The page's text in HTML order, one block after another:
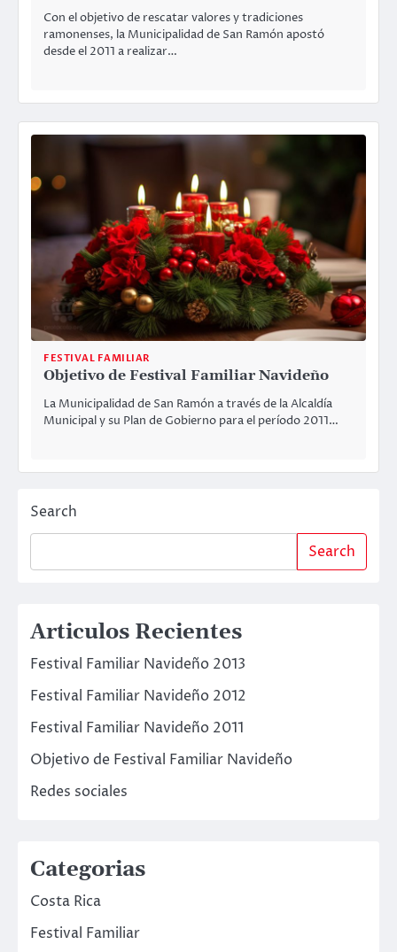
Con el objetivo de rescatar valores y tradiciones
ramonenses, la Municipalidad de San Ramón apostó
desde el 2011 a realizar…
FESTIVAL FAMILIAR
Objetivo de Festival Familiar Navideño
La Municipalidad de San Ramón a través de la Alcaldía
Municipal y su Plan de Gobierno para el período 2011…
Search
Search
Articulos Recientes
Festival Familiar Navideño 2013
Festival Familiar Navideño 2012
Festival Familiar Navideño 2011
Objetivo de Festival Familiar Navideño
Redes sociales
Categorias
Costa Rica
Festival Familiar